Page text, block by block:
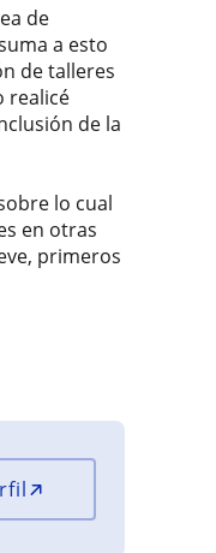
de
a esto
de talleres
realicé
de la
lo cual
en otras
primeros